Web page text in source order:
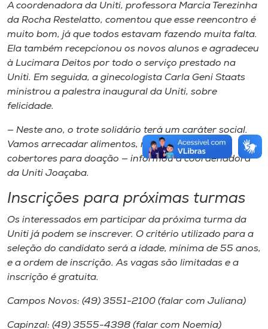
A coordenadora da Uniti, professora Marcia Terezinha
da Rocha Restelatto, comentou que esse reencontro é
muito bom, já que todos estavam fazendo muita falta.
Ela também recepcionou os novos alunos e agradeceu
à Lucimara Deitos por todo o serviço prestado na
Uniti. Em seguida, a ginecologista Carla Geni Staats
ministrou a palestra inaugural da Uniti, sobre
felicidade.
— Neste ano, o trote solidário terá um caráter social.
Vamos arrecadar alimentos, roupas, calçados e
cobertores para doação — informou a coordenadora
da Uniti Joaçaba.
Inscrições para próximas turmas
Os interessados em participar da próxima turma da
Uniti já podem se inscrever. O critério utilizado para a
seleção do candidato será a idade, mínima de 55 anos,
e a ordem de inscrição. As vagas são limitadas e a
inscrição é gratuita.
Campos Novos: (49) 3551-2100 (falar com Juliana)
Capinzal: (49) 3555-4398 (falar com Noemia)